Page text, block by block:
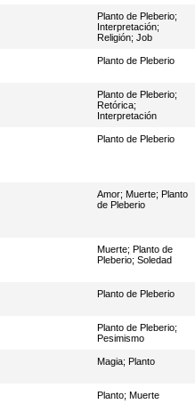
Planto de Pleberio;
Interpretación;
Religión; Job
Planto de Pleberio
Planto de Pleberio;
Retórica;
Interpretación
Planto de Pleberio
Amor; Muerte; Planto
de Pleberio
Muerte; Planto de
Pleberio; Soledad
Planto de Pleberio
Planto de Pleberio;
Pesimismo
Magia; Planto
Planto; Muerte